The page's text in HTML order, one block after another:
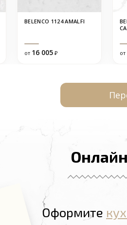
BELENCO 1124 AMALFI
от 16 005 ₽ от
Оформите